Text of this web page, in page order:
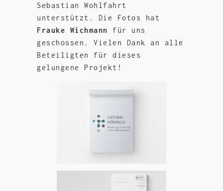
Sebastian Wohlfahrt
unterstützt. Die Fotos hat
Frauke Wichmann für uns
geschossen. Vielen Dank an alle
Beteiligten für dieses
gelungene Projekt!